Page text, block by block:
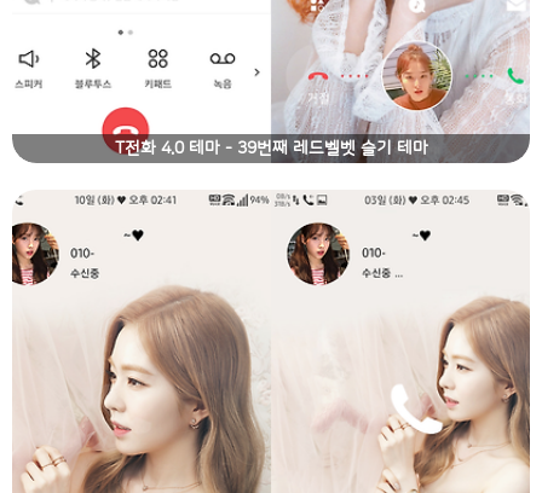
T전화 4.0 테마 - 39번째 레드벨벳 슬기 테마